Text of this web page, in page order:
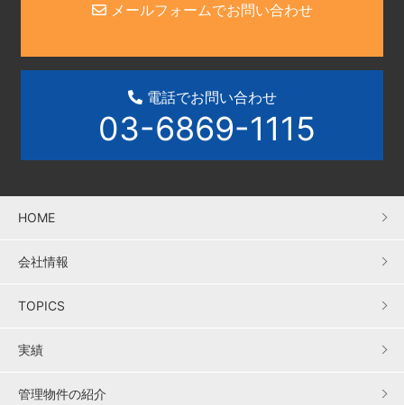
メールフォームでお問い合わせ
電話でお問い合わせ
03-6869-1115
HOME
会社情報
TOPICS
実績
管理物件の紹介